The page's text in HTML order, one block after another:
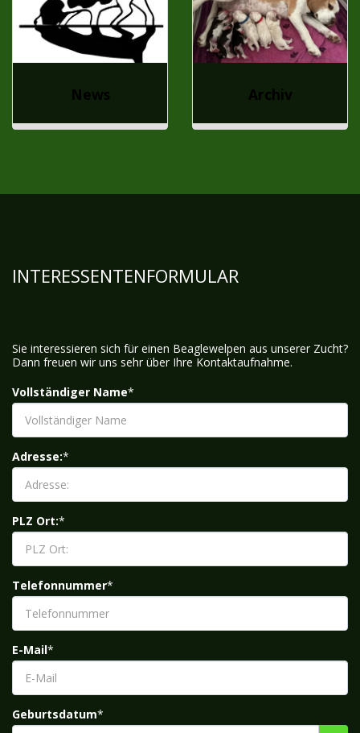
News Archiv
INTERESSENTENFORMULAR
Sie interessieren sich für einen Beaglewelpen aus unserer Zucht?
Dann freuen wir uns sehr über Ihre Kontaktaufnahme.
Vollständiger Name*
Adresse:*
PLZ Ort:*
Telefonnummer*
E-Mail*
Geburtsdatum*